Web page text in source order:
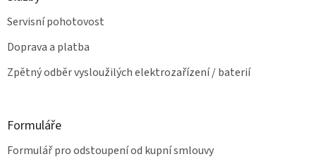
Servisní pohotovost
Doprava a platba
Zpětný odběr vysloužilých elektrozařízení / baterií
Formuláře
Formulář pro odstoupení od kupní smlouvy